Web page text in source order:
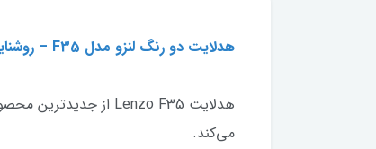
هدلایت دو رنگ لنزو مدل F35 – روشنایی هوشمند با طراحی حرفه‌ای
می‌کند.